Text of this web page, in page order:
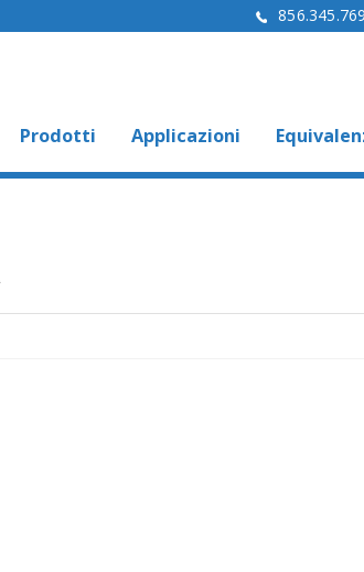
Prodotti Applicazioni